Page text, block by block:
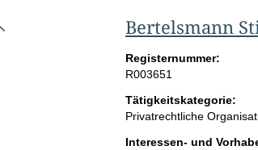
Bertelsmann
Registernummer:
R003651
Tätigkeitskategorie:
Privatrechtliche
Interessen- und